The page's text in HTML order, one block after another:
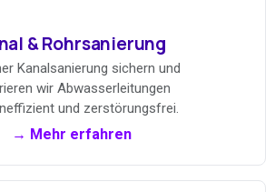
& Rohrsanierung
Kanalsanierung sichern und
wir Abwasserleitungen
und zerstörungsfrei.
→ Mehr erfahren